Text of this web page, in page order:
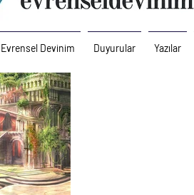
Evrensel Devinim Duyurular Yazılar